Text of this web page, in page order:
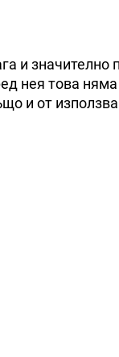
и значително
нея това
и от